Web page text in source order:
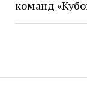
команд